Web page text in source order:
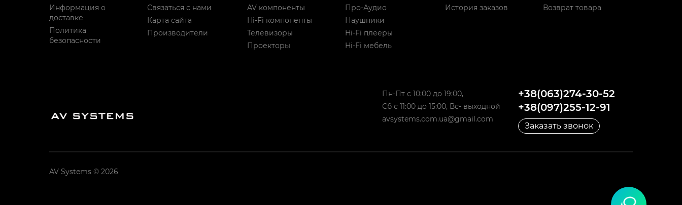
Информация о
доставке
Политика
безопасности
Связаться с нами
Карта сайта
Производители
AV компоненты
Hi-Fi компоненты
Телевизоры
Проекторы
Про-Аудио
Наушники
Hi-Fi плееры
Hi-Fi мебель
История заказов
Возврат товара
Пн-Пт с 10:00 до 19:00,
Сб с 11:00 до 15:00, Вс- выходной
avsystems.com.ua@gmail.com
+38(063)274-30-52
+38(097)255-12-91
Заказать звонок
AV Systems © 2026